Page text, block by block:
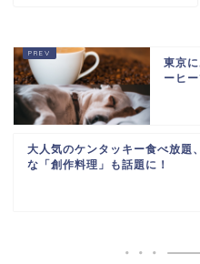
東京
ーヒ
大人気のケンタッキー食べ放題
な「創作料理」も話題に！